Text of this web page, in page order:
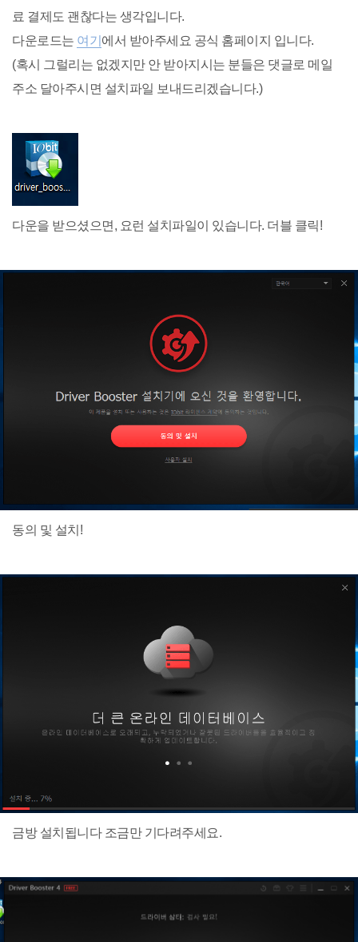
료 결제도 괜찮다는 생각입니다.
다운로드는 여기 에서 받아주세요 공식 홈페이지 입니다.
(혹시 그럴리는 없겠지만 안 받아지시는 분들은 댓글로 메일
주소 달아주시면 설치파일 보내드리겠습니다.)
다운을 받으셨으면, 요런 설치파일이 있습니다. 더블 클릭!
동의 및 설치!
금방 설치됩니다 조금만 기다려주세요.